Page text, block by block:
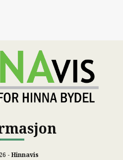
- Hinnavis